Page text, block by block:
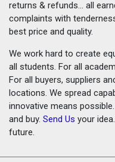
returns & refunds... all
complaints with
best price and quality.
We work hard to create
all students. For all
For all buyers, suppliers
locations. We spread
innovative means
and buy. Send Us your
future.